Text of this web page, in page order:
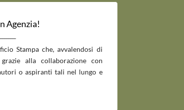
Agenzia!
Stampa che, avvalendosi di
alla collaborazione con
o aspiranti tali nel lungo e